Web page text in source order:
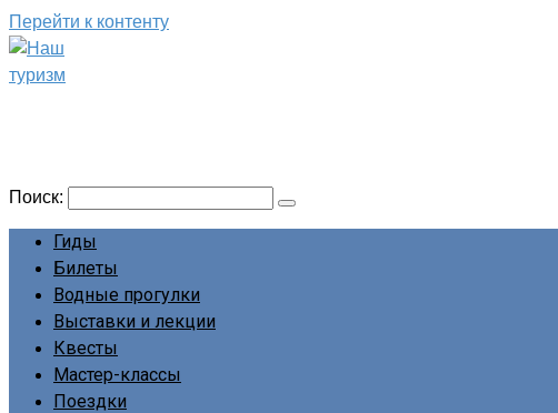
Перейти к контенту
Поиск:
Гиды
Билеты
Водные прогулки
Выставки и лекции
Квесты
Мастер-классы
Поездки